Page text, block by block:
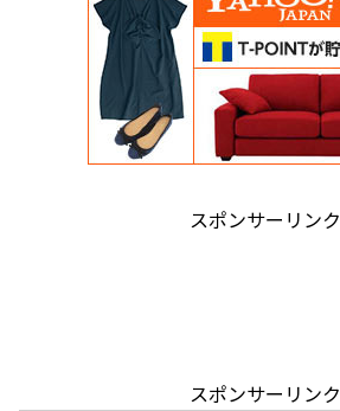
スポンサーリンク
スポンサーリンク